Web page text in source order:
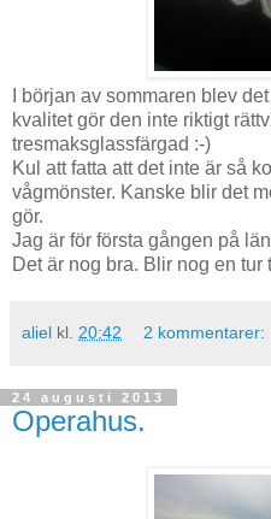
I början av sommaren blev
kvalitet gör den inte riktigt
tresmaksglassfärgad :-)
Kul att fatta att det inte är så
vågmönster. Kanske blir det
gör.
Jag är för första gången på
Det är nog bra. Blir nog en
aliel kl. 20:42 2 kommentarer:
24 augusti 2013
Operahus.